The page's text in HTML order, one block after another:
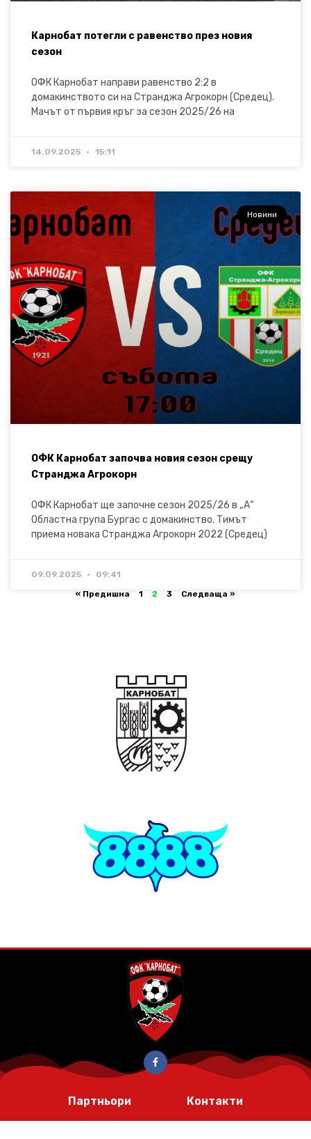
Карнобат потегли с равенство през новия
сезон
ОФК Карнобат направи равенство 2:2 в
домакинството си на Странджа Агрокорн (Средец).
Мачът от първия кръг за сезон 2025/26 на
14.09.2025 15:11
Новини
ОФК Карнобат започва новия сезон срещу
Странджа Агрокорн
ОФК Карнобат ще започне сезон 2025/26 в „А“
Областна група Бургас с домакинство. Тимът
приема новака Странджа Агрокорн 2022 (Средец)
09.09.2025
09:41
« Предишна
1 2 3 Следваща »
Партньори Контакти